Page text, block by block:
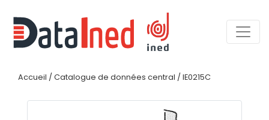
Accueil / Catalogue de données central / IE0215C